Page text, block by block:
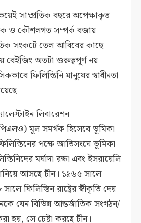
সাম্প্রতিক বছরে অপেক্ষাকৃত
ও কৌশলগত সম্পর্ক বজায়
সংকটে তেল আবিবের কাছে
বেইজিং অতটা গুরুত্বপূর্ণ নয়।
ফিলিস্তিনি মানুষের স্বাধীনতা
লিবারেশন
মূল সমর্থক হিসেবে ভূমিকা
পক্ষে জাতিসংঘে ভূমিকা
মর্যাদা রক্ষা এবং ইসরায়েলি
আসছে চীন। ১৯৬৫ সালে
ফিলিস্তিন রাষ্ট্রের স্বীকৃতি দেয়
যেন বিভিন্ন আন্তর্জাতিক সংগঠন/
হয়, সে চেষ্টা করছে চীন।